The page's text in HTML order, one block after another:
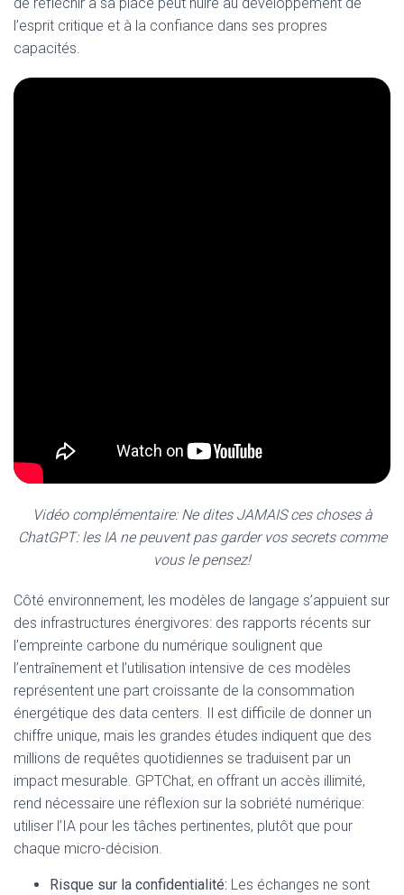
l’esprit critique et à la confiance dans ses propres
capacités.
Vidéo complémentaire: Ne dites JAMAIS ces choses à
ChatGPT: les IA ne peuvent pas garder vos secrets comme
vous le pensez!
Côté environnement, les modèles de langage s’appuient sur
des infrastructures énergivores: des rapports récents sur
l’empreinte carbone du numérique soulignent que
l’entraînement et l’utilisation intensive de ces modèles
représentent une part croissante de la consommation
énergétique des data centers. Il est difficile de donner un
chiffre unique, mais les grandes études indiquent que des
millions de requêtes quotidiennes se traduisent par un
impact mesurable. GPTChat, en offrant un accès illimité,
rend nécessaire une réflexion sur la sobriété numérique:
utiliser l’IA pour les tâches pertinentes, plutôt que pour
chaque micro-décision.
Risque sur la confidentialité: Les échanges ne sont